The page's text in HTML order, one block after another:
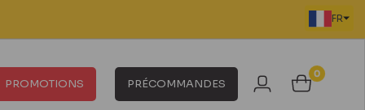
FR
PROMOTIONS PRÉCOMMANDES
0